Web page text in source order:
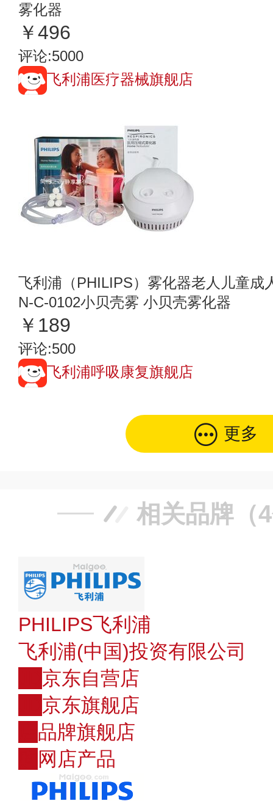
雾化器
￥496
评论:5000
飞利浦医疗器械旗舰店
飞利浦（PHILIPS）雾化器老人儿童成
N-C-0102小贝壳雾 小贝壳雾化器
￥189
评论:500
飞利浦呼吸康复旗舰店
更多
相关品牌（
PHILIPS飞利浦
飞利浦(中国)投资有限公司
京东自营店
京东旗舰店
品牌旗舰店
网店产品